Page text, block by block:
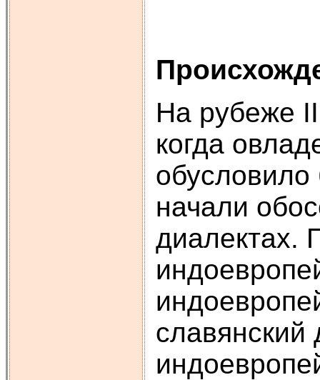
На рубеже
когда
начали
диалектах.
славянский